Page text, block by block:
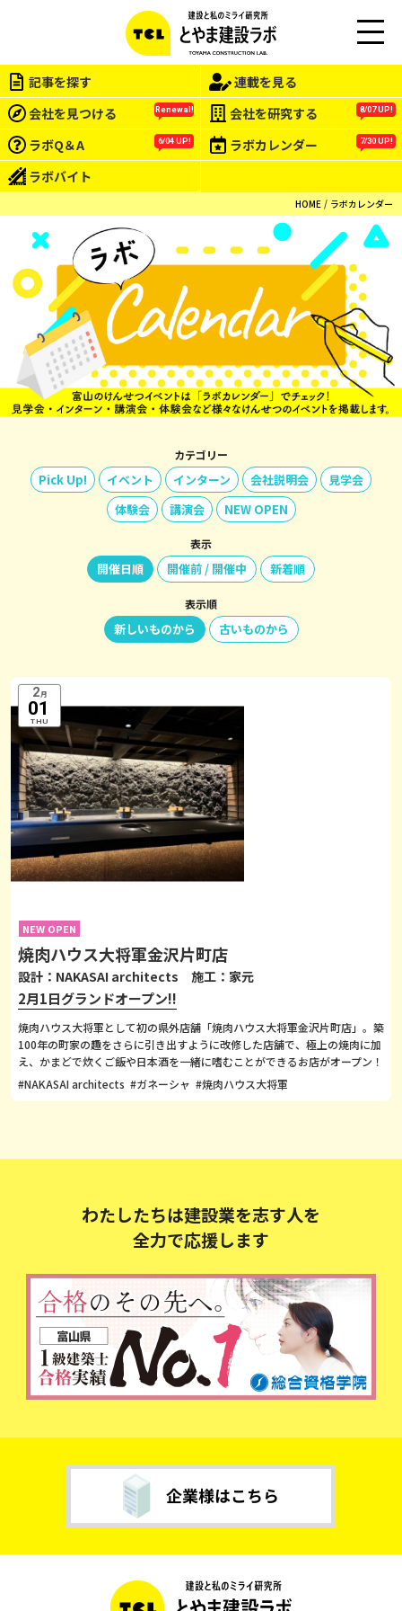
EN
記事を探す
連載を見る
会社を見つける
Renewal! 会社を研究する 8/07 UP!
ラボQ＆A 6/04 UP! ラボカレンダー 7/30 UP!
ラボバイト
HOME ラボカレンダー
カテゴリー
Pick Up! イベント インターン 会社説明会
見学会
体験会
講演会 NEW OPEN
表示
開催日順 開催前 / 開催中 新着順
表示順
新しいものから 古いものから
2月
01
THU
NEW OPEN
焼肉ハウス大将軍金沢片町店
設計：NAKASAI architects 施工：家元
2月1日グランドオープン!!
焼肉ハウス大将軍として初の県外店舗「焼肉ハウス大将軍金沢片町店」。築
100年の町家の趣をさらに引き出すように改修した店舗で、極上の焼肉に加
え、かまどで炊くご飯や日本酒を一緒に嗜むことができるお店がオープン！
#NAKASAI architects #ガネーシャ #焼肉ハウス大将軍
わたしたちは建設業を志す人を
全力で応援します